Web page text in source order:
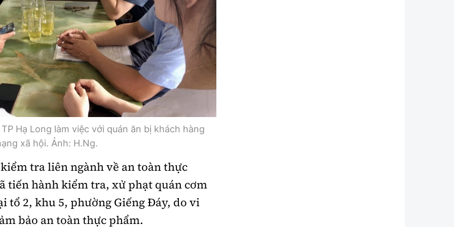
Bình luận
Hậu trường sao
360 độ thể thao
Sản phẩm mới
AI
Tư vấn
Video
Thời sự
Khám phá
Camera giao thông
Câu chuyện giao thông
Lăng kính xây dựng
Giải trí - Thể thao
Hạ Long làm việc với quán ăn bị khách hàng
xã hội. Ảnh: H.Ng.
tra liên ngành về an toàn thực
tiến hành kiểm tra, xử phạt quán cơm
tổ 2, khu 5, phường Giếng Đáy, do vi
bảo an toàn thực phẩm.